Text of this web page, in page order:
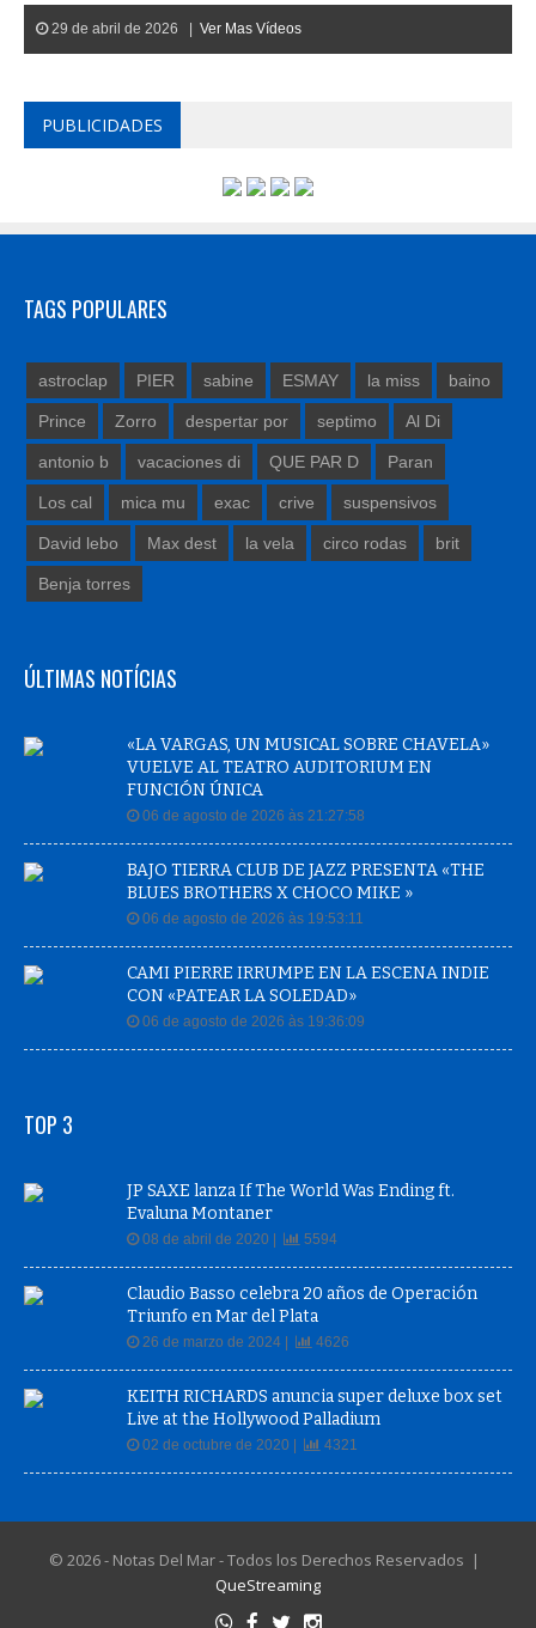
29 de abril de 2026 | Ver Mas Vídeos
PUBLICIDADES
TAGS POPULARES
astroclap PIER sabine ESMAY la miss baino
Prince Zorro despertar por septimo Al Di
antonio b vacaciones di QUE PAR D Paran
Los cal mica mu exac crive suspensivos
David lebo Max dest la vela circo rodas brit
Benja torres
ÚLTIMAS NOTÍCIAS
«LA VARGAS, UN MUSICAL SOBRE CHAVELA»
VUELVE AL TEATRO AUDITORIUM EN
FUNCIÓN ÚNICA
06 de agosto de 2026 às 21:27:58
BAJO TIERRA CLUB DE JAZZ PRESENTA «THE
BLUES BROTHERS X CHOCO MIKE »
06 de agosto de 2026 às 19:53:11
CAMI PIERRE IRRUMPE EN LA ESCENA INDIE
CON «PATEAR LA SOLEDAD»
06 de agosto de 2026 às 19:36:09
TOP 3
JP SAXE lanza If The World Was Ending ft.
Evaluna Montaner
08 de abril de 2020 | 5594
Claudio Basso celebra 20 años de Operación
Triunfo en Mar del Plata
26 de marzo de 2024 | 4626
KEITH RICHARDS anuncia super deluxe box set
Live at the Hollywood Palladium
02 de octubre de 2020 | 4321
© 2026 - Notas Del Mar - Todos los Derechos Reservados |
QueStreaming